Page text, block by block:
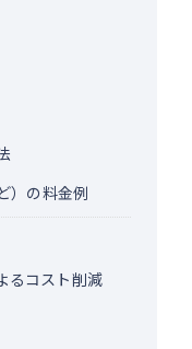
）の料金例
るコスト削減